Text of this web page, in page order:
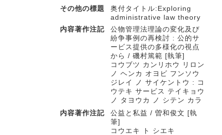
その他の標題
奥付タイトル:Exploring
administrative law theory
内容著作注記
公物管理法理論の変化及び
紛争事例の再検討 : 公的サ
ービス提供の多様化の視点
から / 磯村篤範 [執筆]
コウブツ カンリホウ リロン
ノ ヘンカ オヨビ フンソウ
ジレイ ノ サイケントウ : コ
ウテキ サービス テイキョウ
ノ タヨウカ ノ シテン カラ
内容著作注記
公益と私益 / 曽和俊文 [執
筆]
コウエキ ト シエキ